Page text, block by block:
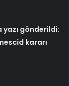
yazı gönderildi:
kararı